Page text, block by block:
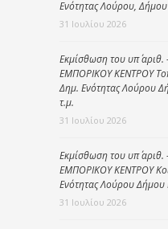
Ενότητας Λούρου,
31 Ιουλίου 2026
Εκμίσθωση του υπ΄
ΕΜΠΟΡΙΚΟΥ ΚΕΝΤΡΟΥ
Δημ. Ενότητας Λούρου
τ.μ.
31 Ιουλίου 2026
Εκμίσθωση του υπ΄
ΕΜΠΟΡΙΚΟΥ ΚΕΝΤΡΟΥ
Ενότητας Λούρου Δήμου
31 Ιουλίου 2026